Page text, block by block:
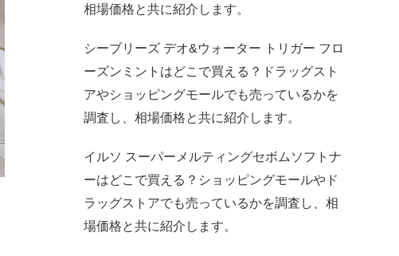
相場価格と共に紹介します。
シーブリーズ デオ&ウォーター トリガー フロ
ーズンミントはどこで買える？ドラッグスト
アやショッピングモールでも売っているかを
調査し、相場価格と共に紹介します。
イルソ スーパーメルティングセボムソフトナ
ーはどこで買える？ショッピングモールやド
ラッグストアでも売っているかを調査し、相
場価格と共に紹介します。